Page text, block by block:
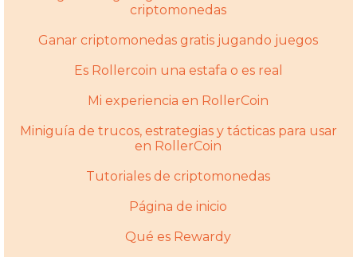
criptomonedas
Ganar criptomonedas gratis jugando juegos
Es Rollercoin una estafa o es real
Mi experiencia en RollerCoin
Miniguía de trucos, estrategias y tácticas para usar
en RollerCoin
Tutoriales de criptomonedas
Página de inicio
Qué es Rewardy